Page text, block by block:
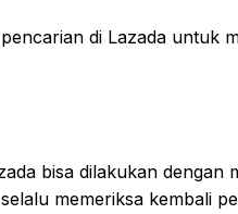
di Lazada untuk
bisa dilakukan
memeriksa kembali